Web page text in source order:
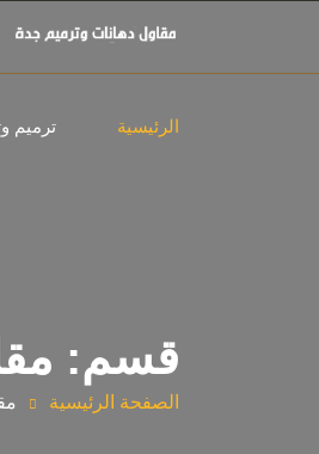
الرئيسية ترميم
قسم:
الصفحة الرئيسية